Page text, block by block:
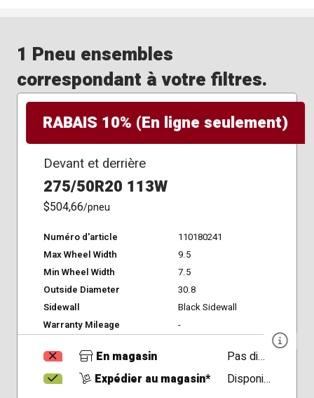
1 Pneu ensembles
correspondant à votre filtres.
RABAIS 10% (En ligne seulement)
Devant et derrière
275/50R20 113W
$504,66/pneu
Numéro d'article
110180241
Max Wheel Width
9.5
Min Wheel Width
7.5
Outside Diameter
30.8
Sidewall
Black Sidewall
Warranty Mileage
-
En magasin
Pas disponible
Expédier au magasin*
Disponible